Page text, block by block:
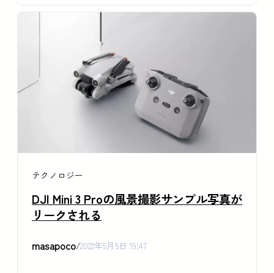
テクノロジー
DJI Mini 3 Proの風景撮影サンプル写真が
リークされる
masapoco/2022年5月5日 19:47